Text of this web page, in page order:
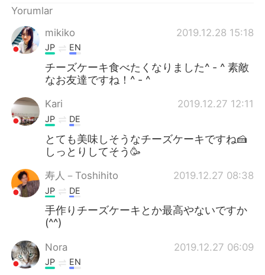
Italiano
Português
Yorumlar
mikiko
2019.12.28 15:18
JP EN
チーズケーキ食べたくなりました^ - ^ 素敵
なお友達ですね！^ - ^
Kari 2019.12.27 12:11
JP DE
とても美味しそうなチーズケーキですね🍰
しっとりしてそう🥳
寿人－Toshihito 2019.12.27 08:38
JP DE
手作りチーズケーキとか最高やないですか
(^^)
Nora 2019.12.27 06:09
JP EN